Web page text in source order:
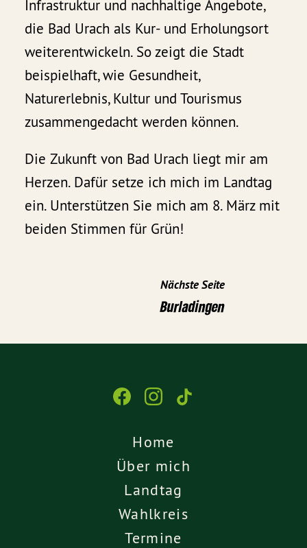
Infrastruktur und nachhaltige Angebote,
die Bad Urach als Kur- und Erholungsort
weiterentwickeln. So zeigt die Stadt
beispielhaft, wie Gesundheit,
Naturerlebnis, Kultur und Tourismus
zusammengedacht werden können.
Die Zukunft von Bad Urach liegt mir am
Herzen. Dafür setze ich mich im Landtag
ein. Unterstützen Sie mich am 8. März mit
beiden Stimmen für Grün!
Nächste Seite
Burladingen
Home
Über mich
Landtag
Wahlkreis
Termine